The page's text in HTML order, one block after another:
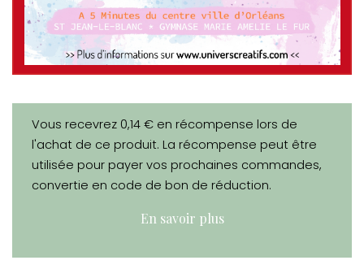
Vous recevrez 0,14 € en récompense lors de
l'achat de ce produit. La récompense peut être
utilisée pour payer vos prochaines commandes,
convertie en code de bon de réduction.
En savoir plus